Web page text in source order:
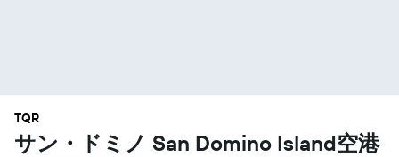
TQR
サン・ドミノ San Domino Island空港​